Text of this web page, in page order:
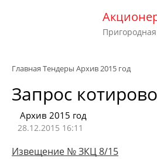
Главная Тендеры Архив 2015 год
Запрос
Архив 2015 год
28.12.2015 16:11
Извещение № ЗКЦ 8/15